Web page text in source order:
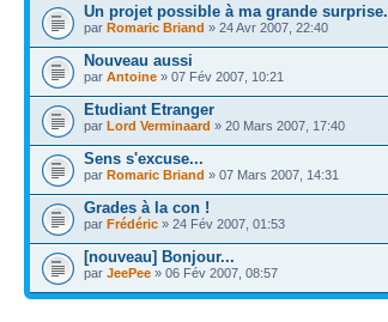
Un projet possible à ma grande surprise.
par Romaric Briand » 24 Avr 2007, 22:40
Nouveau aussi
par Antoine » 07 Fév 2007, 10:21
Etudiant Etranger
par Lord Verminaard » 20 Mars 2007, 17:40
Sens s'excuse...
par Romaric Briand » 07 Mars 2007, 14:31
Grades à la con !
par Frédéric » 24 Fév 2007, 01:53
[nouveau] Bonjour...
par JeePee » 06 Fév 2007, 08:57